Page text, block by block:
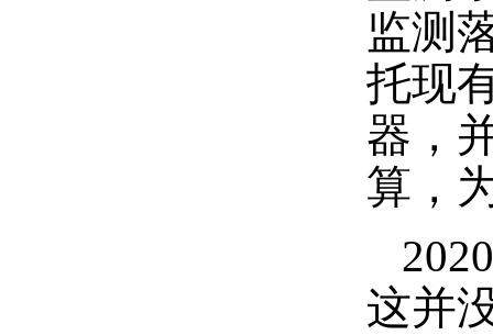
监测
托现
器，
算，
这并